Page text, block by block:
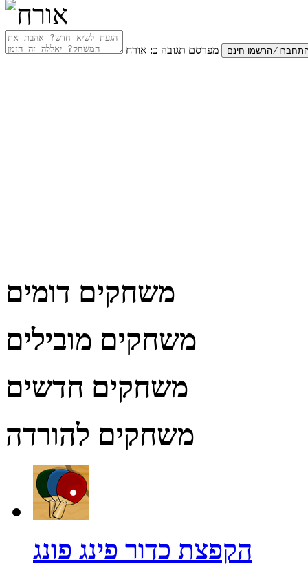
מפרסם תגובה כ: אורח
משחקים דומים
משחקים מובילים
משחקים חדשים
משחקים להורדה
הקפצת כדור פינג פונג